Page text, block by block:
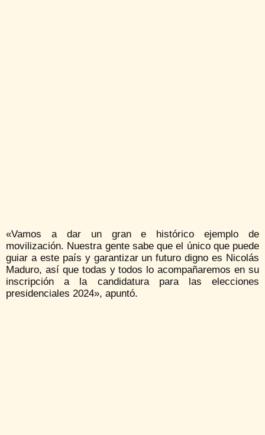
«Vamos a dar un gran e histórico ejemplo de
movilización. Nuestra gente sabe que el único que puede
guiar a este país y garantizar un futuro digno es Nicolás
Maduro, así que todas y todos lo acompañaremos en su
inscripción a la candidatura para las elecciones
presidenciales 2024», apuntó.